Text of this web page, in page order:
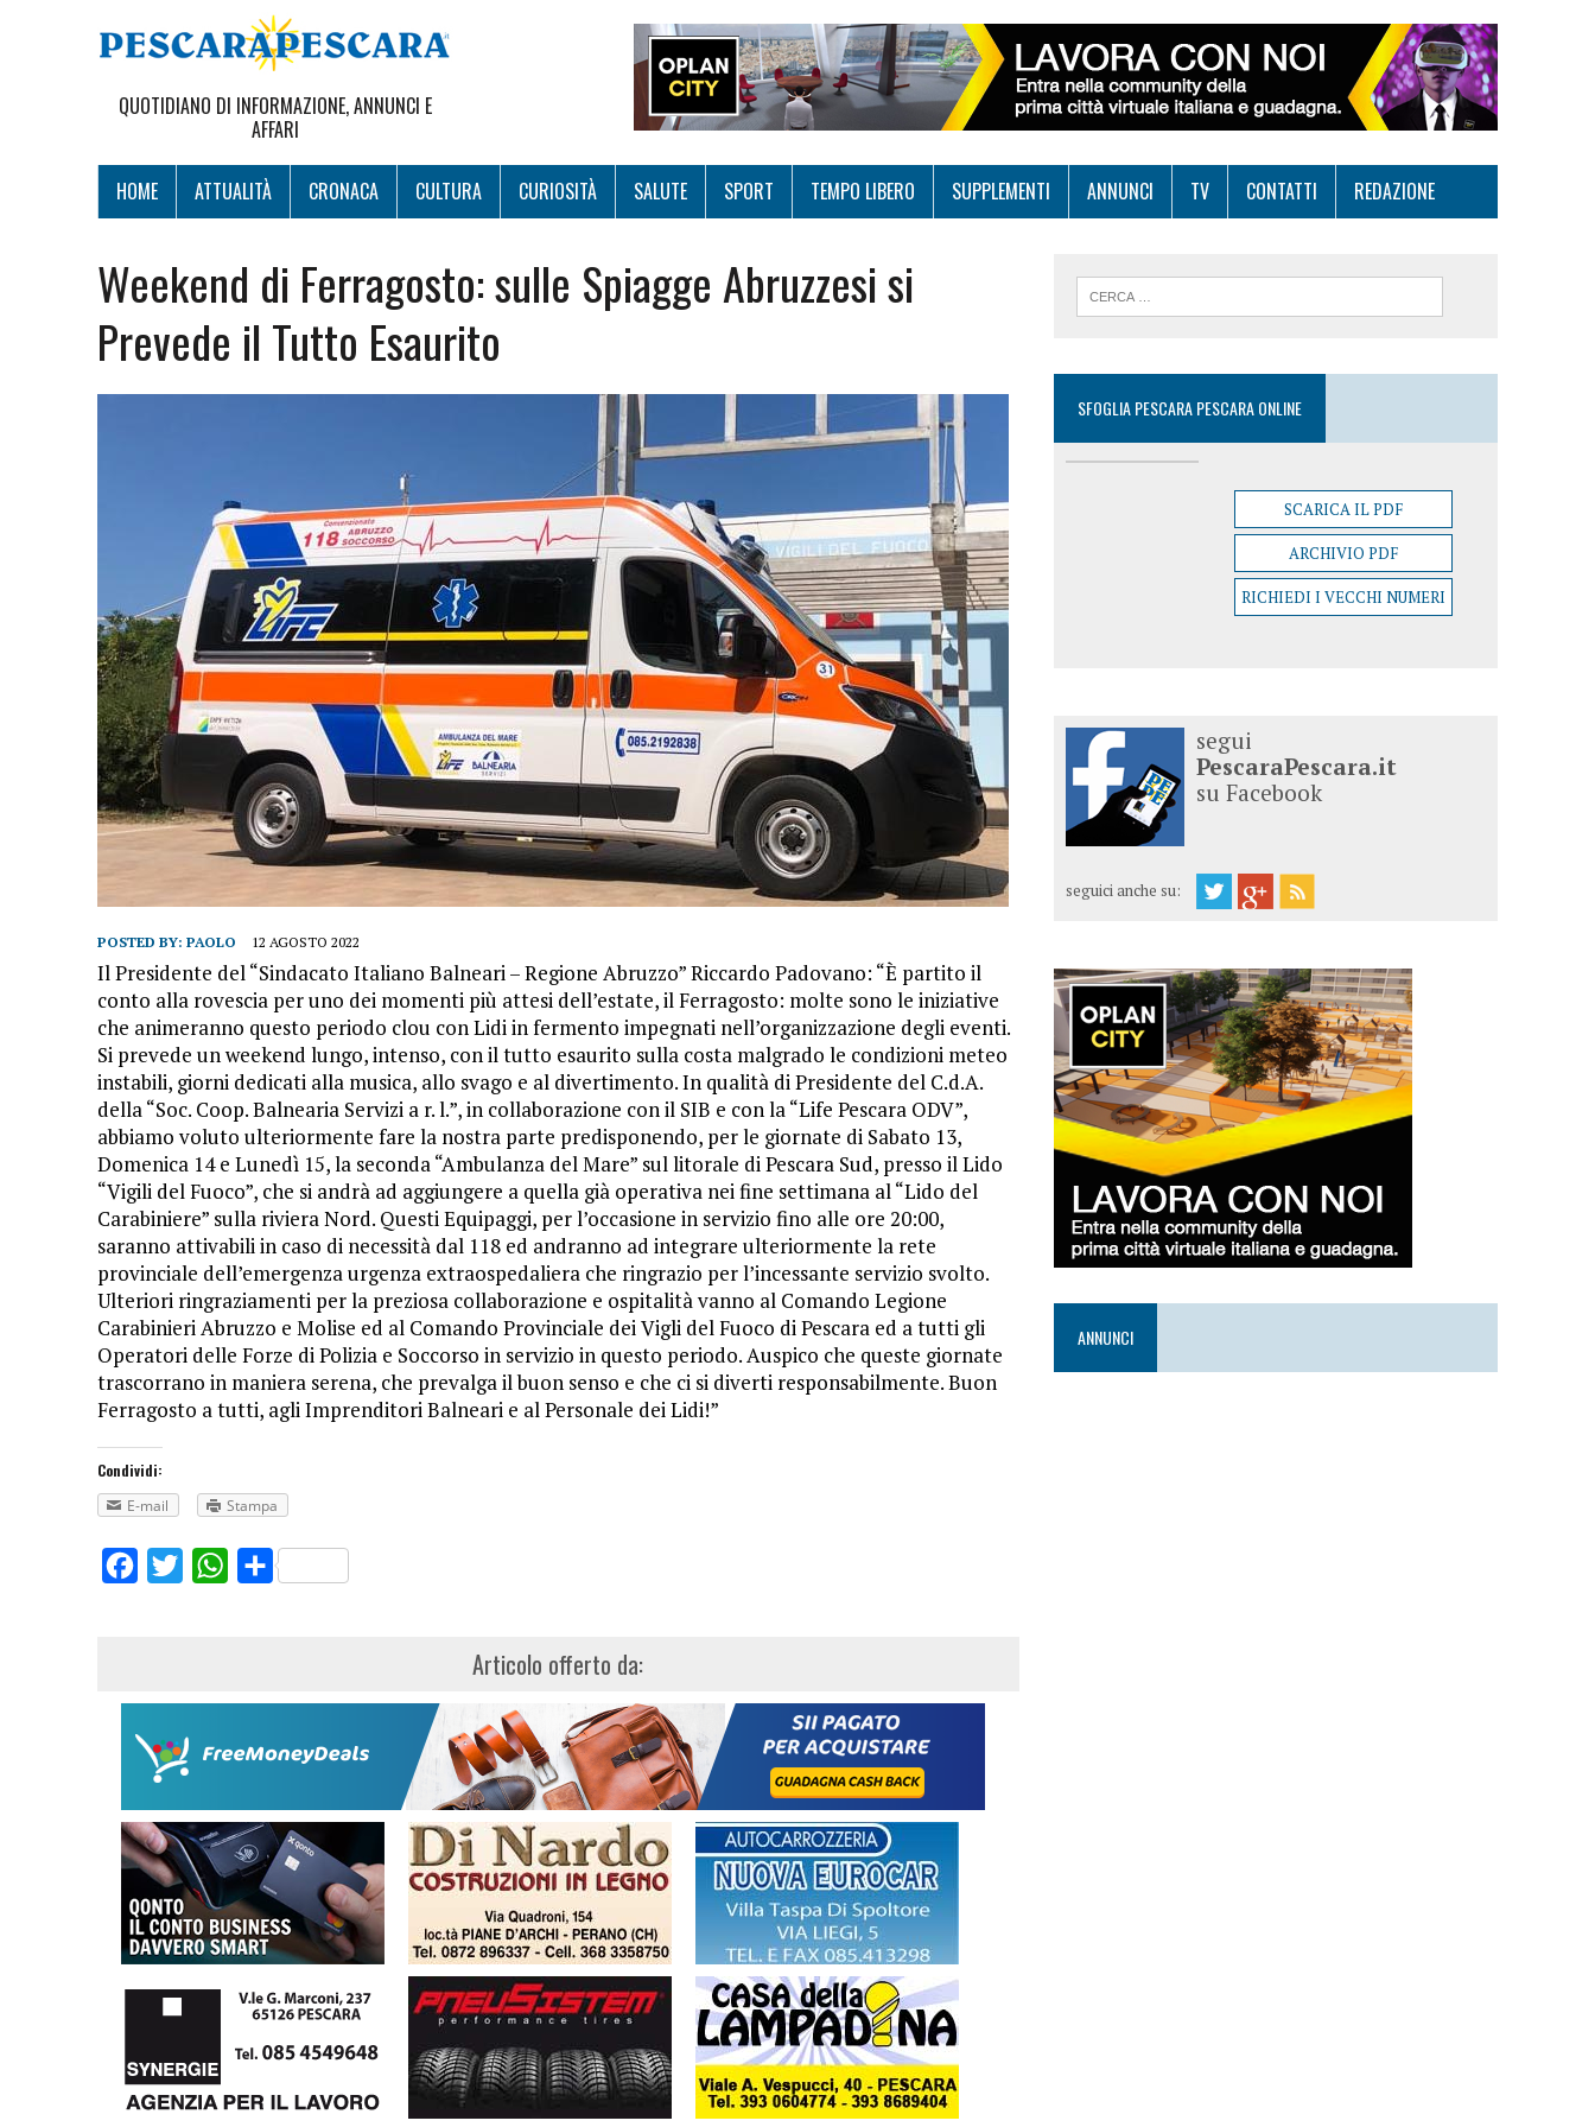
QUOTIDIANO DI INFORMAZIONE, ANNUNCI E
AFFARI
HOME ATTUALITÀ CRONACA CULTURA CURIOSITÀ SALUTE SPORT TEMPO LIBERO SUPPLEMENTI ANNUNCI TV CONTATTI REDAZIONE
Weekend di Ferragosto: sulle Spiagge Abruzzesi si
Prevede il Tutto Esaurito
POSTED BY: PAOLO 12 AGOSTO 2022
Il Presidente del “Sindacato Italiano Balneari – Regione Abruzzo” Riccardo Padovano: “È partito il
conto alla rovescia per uno dei momenti più attesi dell’estate, il Ferragosto: molte sono le iniziative
che animeranno questo periodo clou con Lidi in fermento impegnati nell’organizzazione degli eventi.
Si prevede un weekend lungo, intenso, con il tutto esaurito sulla costa malgrado le condizioni meteo
instabili, giorni dedicati alla musica, allo svago e al divertimento. In qualità di Presidente del C.d.A.
della “Soc. Coop. Balnearia Servizi a r. l.”, in collaborazione con il SIB e con la “Life Pescara ODV”,
abbiamo voluto ulteriormente fare la nostra parte predisponendo, per le giornate di Sabato 13,
Domenica 14 e Lunedì 15, la seconda “Ambulanza del Mare” sul litorale di Pescara Sud, presso il Lido
“Vigili del Fuoco”, che si andrà ad aggiungere a quella già operativa nei fine settimana al “Lido del
Carabiniere” sulla riviera Nord. Questi Equipaggi, per l’occasione in servizio fino alle ore 20:00,
saranno attivabili in caso di necessità dal 118 ed andranno ad integrare ulteriormente la rete
provinciale dell’emergenza urgenza extraospedaliera che ringrazio per l’incessante servizio svolto.
Ulteriori ringraziamenti per la preziosa collaborazione e ospitalità vanno al Comando Legione
Carabinieri Abruzzo e Molise ed al Comando Provinciale dei Vigli del Fuoco di Pescara ed a tutti gli
Operatori delle Forze di Polizia e Soccorso in servizio in questo periodo. Auspico che queste giornate
trascorrano in maniera serena, che prevalga il buon senso e che ci si diverti responsabilmente. Buon
Ferragosto a tutti, agli Imprenditori Balneari e al Personale dei Lidi!”
Condividi:
E-mail
Stampa
FacebookTwitterWhatsApp
Share
Articolo offerto da:
SFOGLIA PESCARA PESCARA ONLINE
SCARICA IL PDF
ARCHIVIO PDF
RICHIEDI I VECCHI NUMERI
segui
PescaraPescara.it
su Facebook
seguici anche su:
ANNUNCI